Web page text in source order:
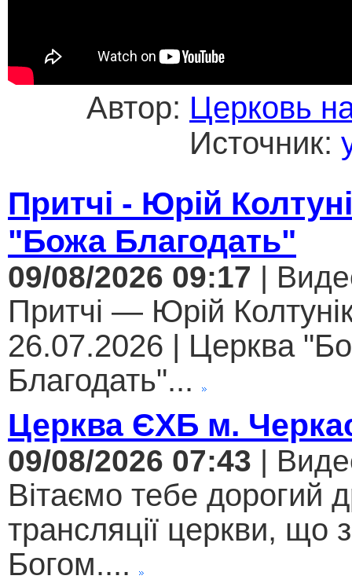
Автор: Церковь
Источник:
Притчі - Юрій
"Божа Благодать"
09/08/2026 09:17 |
Притчі — Юрій
26.07.2026 | Церква
Благодать"...
Церква ЄХБ м.
09/08/2026 07:43 |
Вітаємо тебе дорогий
трансляції церкви, що
Богом....